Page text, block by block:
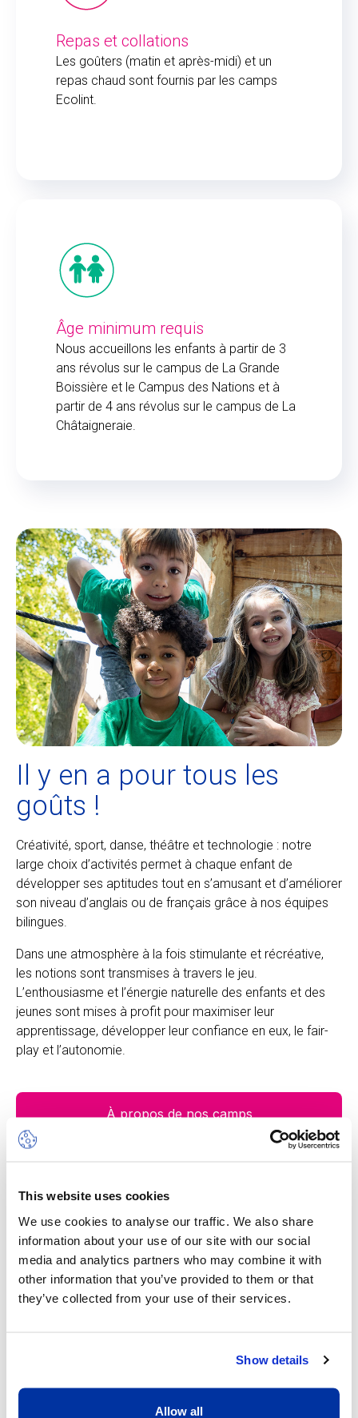
This website uses cookies
We use cookies to analyse our traffic. We also share
information about your use of our site with our social
media and analytics partners who may combine it with
other information that you’ve provided to them or that
they’ve collected from your use of their services.
Show details
Allow all
Repas et collations
Les goûters (matin et après-midi) et un
repas chaud sont fournis par les camps
Ecolint.
Âge minimum requis
Nous accueillons les enfants à partir de 3
ans révolus sur le campus de La Grande
Boissière et le Campus des Nations et à
partir de 4 ans révolus sur le campus de La
Châtaigneraie.
Il y en a pour tous les
goûts !
Créativité, sport, danse, théâtre et technologie : notre
large choix d’activités permet à chaque enfant de
développer ses aptitudes tout en s’amusant et d’améliorer
son niveau d’anglais ou de français grâce à nos équipes
bilingues.
Dans une atmosphère à la fois stimulante et récréative,
les notions sont transmises à travers le jeu.
L’enthousiasme et l’énergie naturelle des enfants et des
jeunes sont mises à profit pour maximiser leur
apprentissage, développer leur confiance en eux, le fair-
play et l’autonomie.
À propos de nos camps
Notre valeur ajoutée
Un excellent ratio d’un adulte pour